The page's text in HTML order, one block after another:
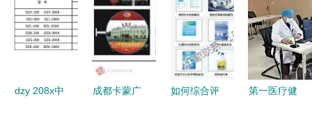
dzy 208x中
成都卡蒙广
如何综合评
第一医疗健